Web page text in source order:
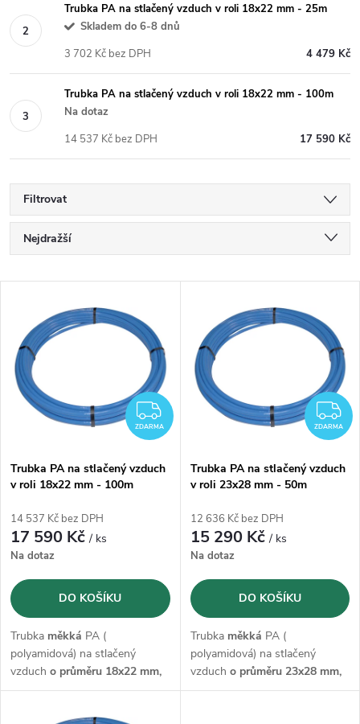
Trubka PA na stlačený vzduch v roli 18x22 mm - 25m
Skladem do 6-8 dnů
4 479 Kč
3 702 Kč bez DPH
Trubka PA na stlačený vzduch v roli 18x22 mm - 100m
Na dotaz
17 590 Kč
14 537 Kč bez DPH
Filtrovat
Ř
a
e
n
p
r
o
d
u
k
Nejdražší
Abecedně
ý
p
s
p
r
o
d
u
k
ZDARMA
ZDARMA
Trubka PA na stlačený vzduch
v roli 18x22 mm - 100m
14 537 Kč bez DPH
17 590 Kč/ ks
Na dotaz
DO KOŠÍKU
Trubka měkká PA (
polyamidová) na stlačený
vzduch o průměru 18x22 mm,
v návinu o délce 100 ms
ZDARMA
Trubka PA na stlačený vzduch
v roli 23x28 mm - 50m
12 636 Kč bez DPH
15 290 Kč/ ks
Na dotaz
DO KOŠÍKU
Trubka měkká PA (
polyamidová) na stlačený
vzduch o průměru 23x28 mm,
v návinu o délce 50 ms